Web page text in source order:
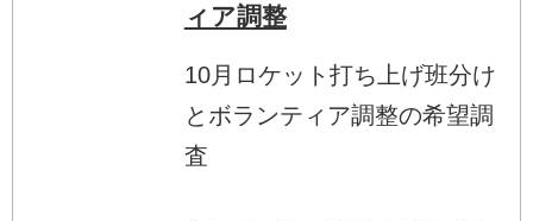
ィア調整
10月ロケット打ち上げ班分け
とボランティア調整の希望調
査